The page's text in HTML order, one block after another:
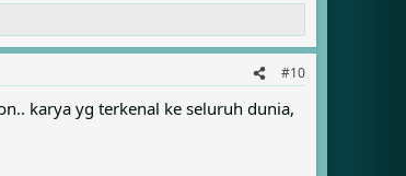
#10
karya yg terkenal ke seluruh dunia,